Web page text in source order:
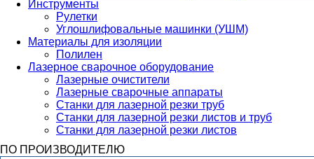
Инструменты
Рулетки
Углошлифовальные машинки (УШМ)
Материалы для изоляции
Полилен
Лазерное сварочное оборудование
Лазерные очистители
Лазерные сварочные аппараты
Станки для лазерной резки труб
Станки для лазерной резки листов и труб
Станки для лазерной резки листов
ПО ПРОИЗВОДИТЕЛЮ